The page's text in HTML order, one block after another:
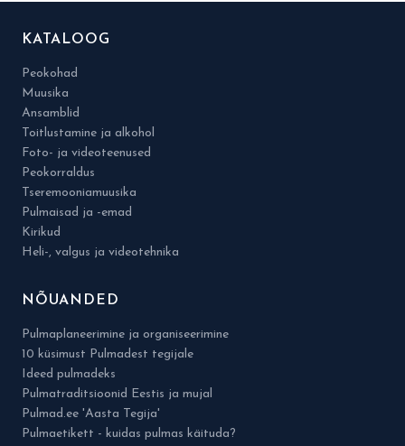
KATALOOG
Peokohad
Muusika
Ansamblid
Toitlustamine ja alkohol
Foto- ja videoteenused
Peokorraldus
Tseremooniamuusika
Pulmaisad ja -emad
Kirikud
Heli-, valgus ja videotehnika
NÕUANDED
Pulmaplaneerimine ja organiseerimine
10 küsimust Pulmadest tegijale
Ideed pulmadeks
Pulmatraditsioonid Eestis ja mujal
Pulmad.ee 'Aasta Tegija'
Pulmaetikett - kuidas pulmas käituda?